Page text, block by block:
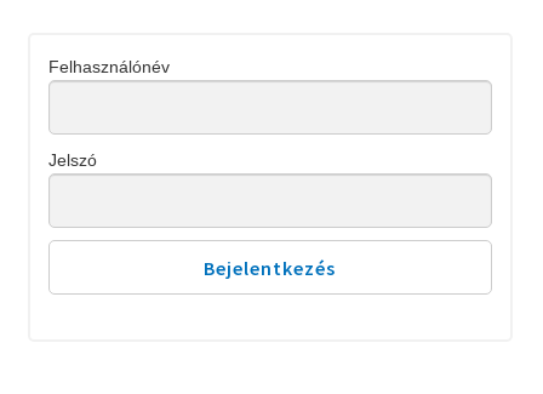
Felhasználónév
Jelszó